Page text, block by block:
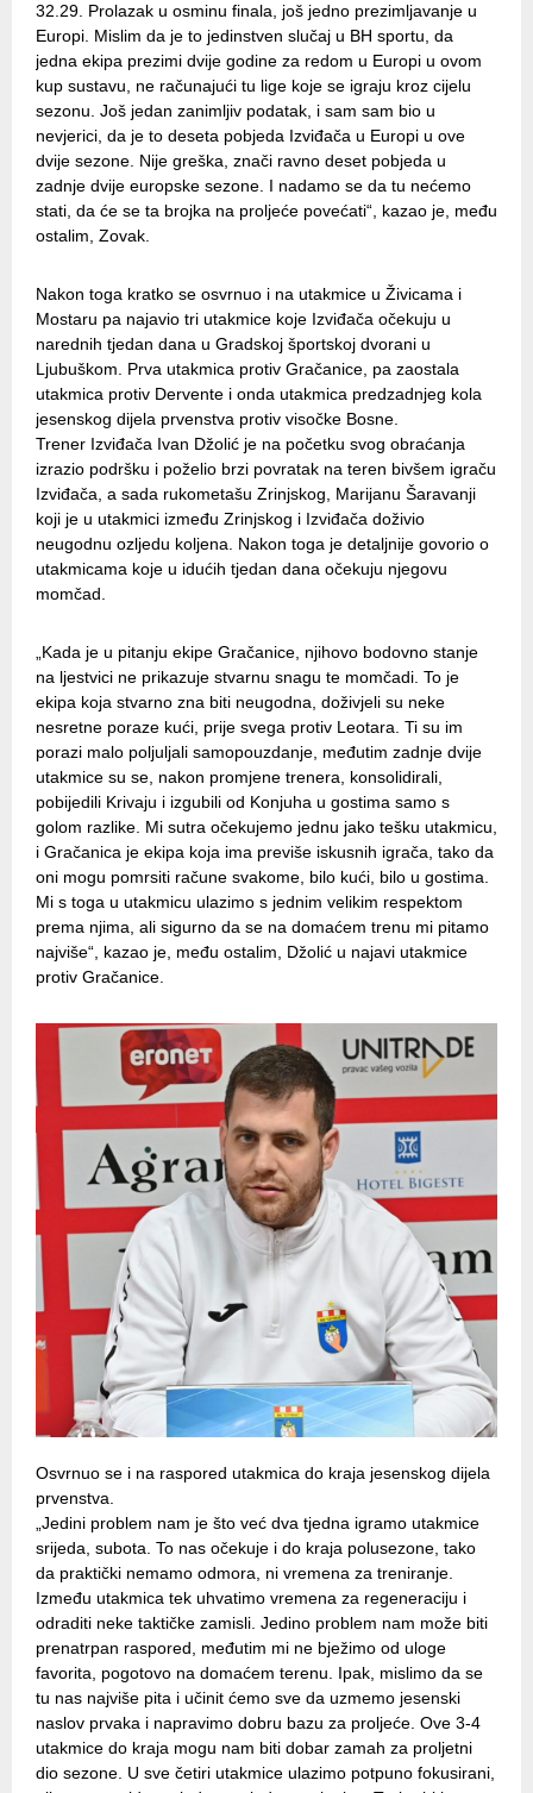
32.29. Prolazak u osminu finala, još jedno prezimljavanje u
Europi. Mislim da je to jedinstven slučaj u BH sportu, da
jedna ekipa prezimi dvije godine za redom u Europi u ovom
kup sustavu, ne računajući tu lige koje se igraju kroz cijelu
sezonu. Još jedan zanimljiv podatak, i sam sam bio u
nevjerici, da je to deseta pobjeda Izviđača u Europi u ove
dvije sezone. Nije greška, znači ravno deset pobjeda u
zadnje dvije europske sezone. I nadamo se da tu nećemo
stati, da će se ta brojka na proljeće povećati“, kazao je, među
ostalim, Zovak.
Nakon toga kratko se osvrnuo i na utakmice u Živicama i
Mostaru pa najavio tri utakmice koje Izviđača očekuju u
narednih tjedan dana u Gradskoj športskoj dvorani u
Ljubuškom. Prva utakmica protiv Gračanice, pa zaostala
utakmica protiv Dervente i onda utakmica predzadnjeg kola
jesenskog dijela prvenstva protiv visočke Bosne.
Trener Izviđača Ivan Džolić je na početku svog obraćanja
izrazio podršku i poželio brzi povratak na teren bivšem igraču
Izviđača, a sada rukometašu Zrinjskog, Marijanu Šaravanji
koji je u utakmici između Zrinjskog i Izviđača doživio
neugodnu ozljedu koljena. Nakon toga je detaljnije govorio o
utakmicama koje u idućih tjedan dana očekuju njegovu
momčad.
„Kada je u pitanju ekipe Gračanice, njihovo bodovno stanje
na ljestvici ne prikazuje stvarnu snagu te momčadi. To je
ekipa koja stvarno zna biti neugodna, doživjeli su neke
nesretne poraze kući, prije svega protiv Leotara. Ti su im
porazi malo poljuljali samopouzdanje, međutim zadnje dvije
utakmice su se, nakon promjene trenera, konsolidirali,
pobijedili Krivaju i izgubili od Konjuha u gostima samo s
golom razlike. Mi sutra očekujemo jednu jako tešku utakmicu,
i Gračanica je ekipa koja ima previše iskusnih igrača, tako da
oni mogu pomrsiti račune svakome, bilo kući, bilo u gostima.
Mi s toga u utakmicu ulazimo s jednim velikim respektom
prema njima, ali sigurno da se na domaćem trenu mi pitamo
najviše“, kazao je, među ostalim, Džolić u najavi utakmice
protiv Gračanice.
Osvrnuo se i na raspored utakmica do kraja jesenskog dijela
prvenstva.
„Jedini problem nam je što već dva tjedna igramo utakmice
srijeda, subota. To nas očekuje i do kraja polusezone, tako
da praktički nemamo odmora, ni vremena za treniranje.
Između utakmica tek uhvatimo vremena za regeneraciju i
odraditi neke taktičke zamisli. Jedino problem nam može biti
prenatrpan raspored, međutim mi ne bježimo od uloge
favorita, pogotovo na domaćem terenu. Ipak, mislimo da se
tu nas najviše pita i učinit ćemo sve da uzmemo jesenski
naslov prvaka i napravimo dobru bazu za proljeće. Ove 3-4
utakmice do kraja mogu nam biti dobar zamah za proljetni
dio sezone. U sve četiri utakmice ulazimo potpuno fokusirani,